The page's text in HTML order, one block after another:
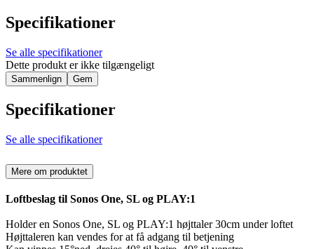
Specifikationer
Se alle specifikationer
Dette produkt er ikke tilgængeligt
Sammenlign Gem
Specifikationer
Se alle specifikationer
Mere om produktet
Loftbeslag til Sonos One, SL og PLAY:1
Holder en Sonos One, SL og PLAY:1 højttaler 30cm under loftet
Højttaleren kan vendes for at få adgang til betjening